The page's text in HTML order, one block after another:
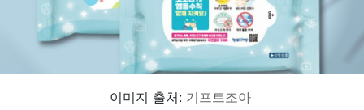
이미지 출처: 기프트조아